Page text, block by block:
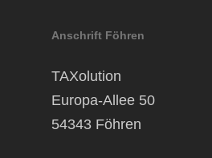
Anschrift Föhren
TAXolution
Europa-Allee 50
54343 Föhren